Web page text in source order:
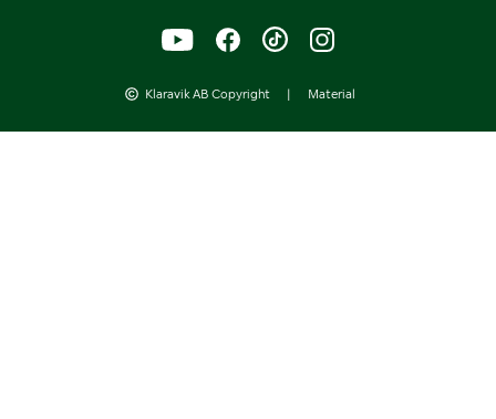
Klaravik AB Copyright | Material